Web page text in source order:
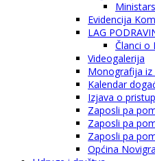
Evidencija
LAG
Članci o
Videogalerija
Monografija iz
Kalendar
Izjava o
Zaposli pa
Zaposli pa
Zaposli pa
Općina